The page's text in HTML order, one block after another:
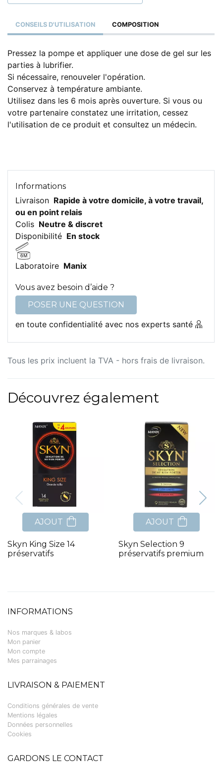
CONSEILS D'UTILISATION COMPOSITION
Pressez la pompe et appliquer une dose de gel sur les
parties à lubrifier.
Si nécessaire, renouveler l'opération.
Conservez à température ambiante.
Utilisez dans les 6 mois après ouverture. Si vous ou
votre partenaire constatez une irritation, cessez
l'utilisation de ce produit et consultez un médecin.
Informations
Livraison Rapide à votre domicile, à votre travail,
ou en point relais
Colis Neutre & discret
Disponibilité En stock
6M
Laboratoire Manix
Vous avez besoin d’aide ?
POSER UNE QUESTION
en toute confidentialité avec nos experts santé
Tous les prix incluent la TVA - hors frais de livraison.
Découvrez également
AJOUT
Skyn King Size 14
préservatifs
AJOUT
Skyn Selection 9
préservatifs premium
INFORMATIONS
Nos marques & labos
Mon panier
Mon compte
Mes parrainages
LIVRAISON & PAIEMENT
Conditions générales de vente
Mentions légales
Données personnelles
Cookies
GARDONS LE CONTACT